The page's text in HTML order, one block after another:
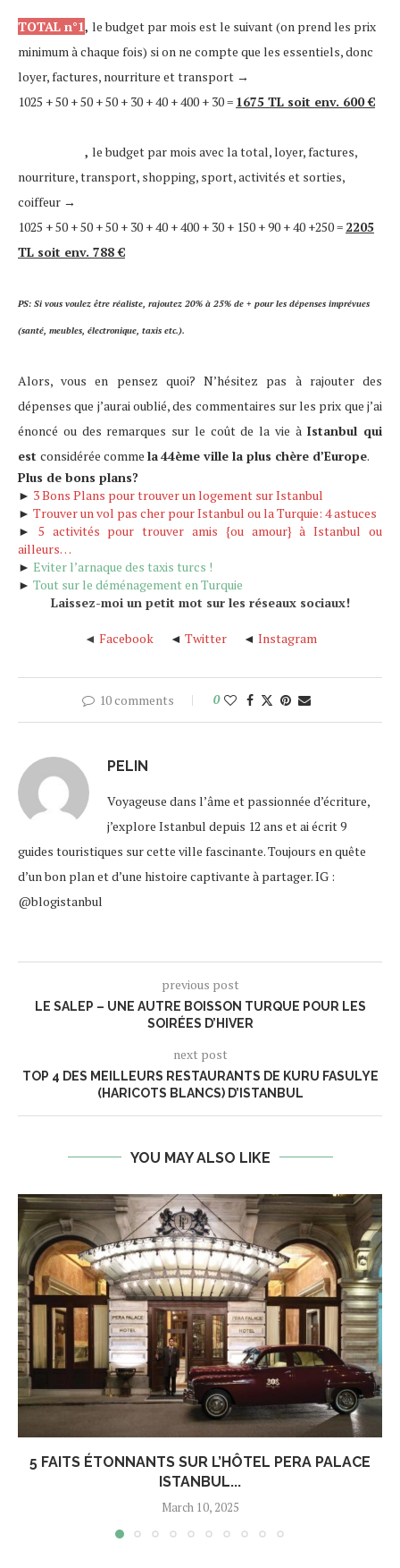
TOTAL n°1, le budget par mois est le suivant (on prend les prix
minimum à chaque fois) si on ne compte que les essentiels, donc
loyer, factures, nourriture et transport →
1025 + 50 + 50 + 50 + 30 + 40 + 400 + 30 = 1675 TL soit env. 600 €
, le budget par mois avec la total, loyer, factures,
nourriture, transport, shopping, sport, activités et sorties,
coiffeur →
1025 + 50 + 50 + 50 + 30 + 40 + 400 + 30 + 150 + 90 + 40 +250 = 2205
TL soit env. 788 €
PS: Si vous voulez être réaliste, rajoutez 20% à 25% de + pour les dépenses imprévues
(santé, meubles, électronique, taxis etc.).
Alors, vous en pensez quoi? N’hésitez pas à rajouter des
dépenses que j’aurai oublié, des commentaires sur les prix que j’ai
énoncé ou des remarques sur le coût de la vie à Istanbul qui
est considérée comme la44ème ville la plus chère d’Europe.
Plus de bons plans?
► 3 Bons Plans pour trouver un logement sur Istanbul
► Trouver un vol pas cher pour Istanbul ou la Turquie: 4 astuces
► 5 activités pour trouver amis {ou amour} à Istanbul ou
ailleurs…
► Eviter l’arnaque des taxis turcs !
► Tout sur le déménagement en Turquie
Laissez-moi un petit mot sur les réseaux sociaux!
◄ Facebook ◄ Twitter ◄ Instagram
10 comments 0
PELIN
Voyageuse dans l’âme et passionnée d’écriture,
j’explore Istanbul depuis 12 ans et ai écrit 9
guides touristiques sur cette ville fascinante. Toujours en quête
d’un bon plan et d’une histoire captivante à partager. IG :
@blogistanbul
previous post
LE SALEP – UNE AUTRE BOISSON TURQUE POUR LES
SOIRÉES D’HIVER
next post
TOP 4 DES MEILLEURS RESTAURANTS DE KURU FASULYE
(HARICOTS BLANCS) D’ISTANBUL
YOU MAY ALSO LIKE
5 FAITS ÉTONNANTS SUR L’HÔTEL PERA PALACE
ISTANBUL...
March 10, 2025